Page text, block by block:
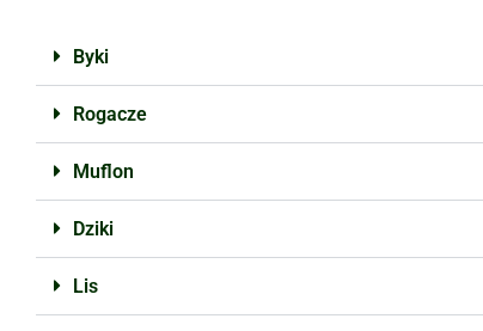
Byki
Rogacze
Muflon
Dziki
Lis